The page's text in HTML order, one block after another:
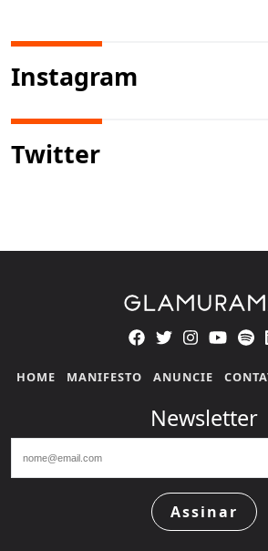
Instagram
Twitter
HOME MANIFESTO ANUNCIE
Newsletter